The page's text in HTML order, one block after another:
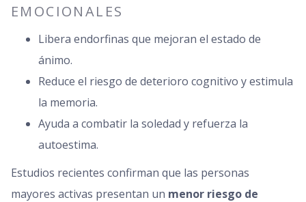
EMOCIONALES
Libera endorfinas que mejoran el estado de
ánimo.
Reduce el riesgo de deterioro cognitivo y estimula
la memoria.
Ayuda a combatir la soledad y refuerza la
autoestima.
Estudios recientes confirman que las personas
mayores activas presentan un menor riesgo de